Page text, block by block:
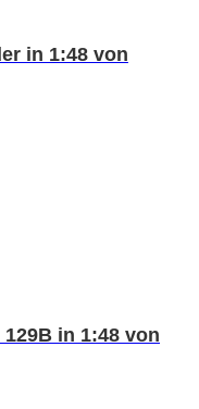
in 1:48 von
in 1:48 von